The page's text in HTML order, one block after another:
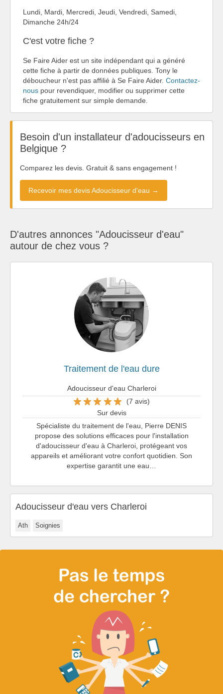
Lundi, Mardi, Mercredi, Jeudi, Vendredi, Samedi,
Dimanche 24h/24
C'est votre fiche ?
Se Faire Aider est un site indépendant qui a généré
cette fiche à partir de données publiques. Tony le
déboucheur n'est pas affilié à Se Faire Aider. Contactez-
nous pour revendiquer, modifier ou supprimer cette
fiche gratuitement sur simple demande.
Besoin d'un installateur d'adoucisseurs en
Belgique ?
Comparez les devis. Gratuit & sans engagement !
Recevoir mes devis Adoucisseur d'eau →
D'autres annonces "Adoucisseur d'eau"
autour de chez vous ?
Traitement de l'eau dure
Adoucisseur d'eau Charleroi
(7 avis)
Sur devis
Spécialiste du traitement de l'eau, Pierre DENIS
propose des solutions efficaces pour l'installation
d'adoucisseur d'eau à Charleroi, protégeant vos
appareils et améliorant votre confort quotidien. Son
expertise garantit une eau…
Adoucisseur d'eau vers Charleroi
Ath Soignies